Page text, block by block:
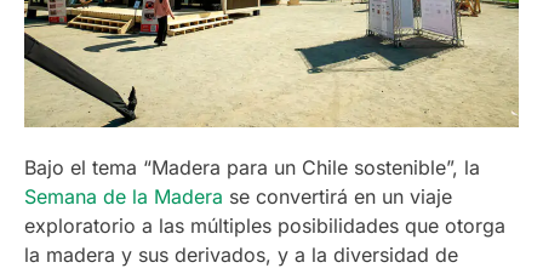
Bajo el tema “Madera para un Chile sostenible”, la
Semana de la Madera se convertirá en un viaje
exploratorio a las múltiples posibilidades que otorga
la madera y sus derivados, y a la diversidad de